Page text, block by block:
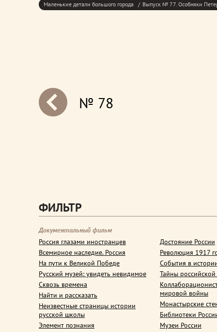
Маленькие детали большого города Выпуск № 77. Особняки
№ 78
ФИЛЬТР
Документальный фильм
Россия глазами иностранцев
Всемирное наследие. Россия
На пути к Великой Победе
Русский музей: увидеть невидимое
Сквозь времена
Найти и рассказать
Неизвестные страницы истории
русской школы
Элемент познания
Достояние России
Революция 1917
События в
Тайны
мировой войны
Монастырские
Библиотеки
Музеи России